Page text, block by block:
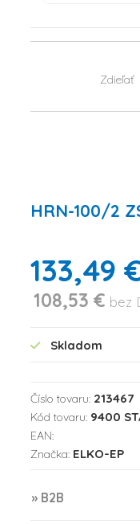
Zdieľať
HRN-100/2
133,49
108,53 € bez
Skladom
Číslo tovaru: 213467
Kód tovaru: 9400
EAN:
Značka: ELKO-EP
» B2B